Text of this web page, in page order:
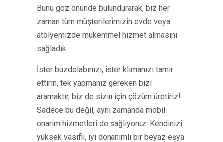
Bunu göz önünde bulundurarak, biz her
zaman tüm müşterilerimizin evde veya
atölyemizde mükemmel hizmet almasını
sağladık.
İster buzdolabınızı, ister klimanızı tamir
ettirin, tek yapmanız gereken bizi
aramaktır, biz de sizin için çözüm üretiriz!
Sadece bu değil, aynı zamanda mobil
onarım hizmetleri de sağlıyoruz. Kendinizi
yüksek vasıflı, iyi donanımlı bir beyaz eşya